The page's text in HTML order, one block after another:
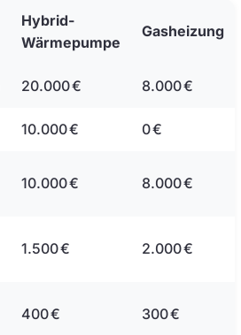
Hybrid-
Wärmepumpe
Gasheizung
20.000 € 8.000 €
10.000 € 0 €
10.000 € 8.000 €
1.500 € 2.000 €
400 € 300 €